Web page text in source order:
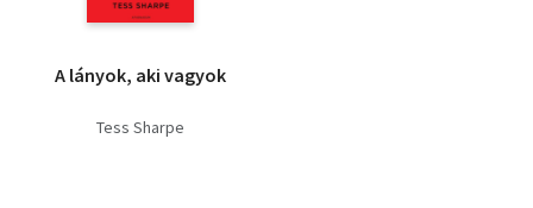
A lányok, aki vagyok
Tess Sharpe